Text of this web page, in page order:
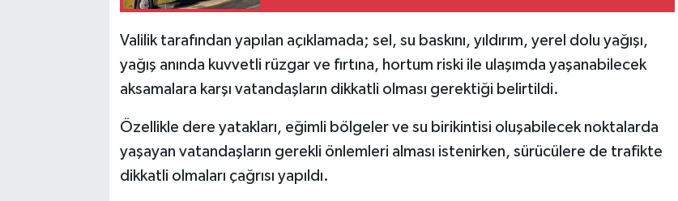
Valilik tarafından yapılan açıklamada; sel, su baskını, yıldırım, yerel dolu yağışı,
yağış anında kuvvetli rüzgar ve fırtına, hortum riski ile ulaşımda yaşanabilecek
aksamalara karşı vatandaşların dikkatli olması gerektiği belirtildi.
Özellikle dere yatakları, eğimli bölgeler ve su birikintisi oluşabilecek noktalarda
yaşayan vatandaşların gerekli önlemleri alması istenirken, sürücülere de trafikte
dikkatli olmaları çağrısı yapıldı.